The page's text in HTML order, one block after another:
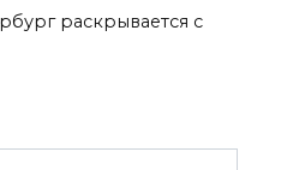
раскрывается с